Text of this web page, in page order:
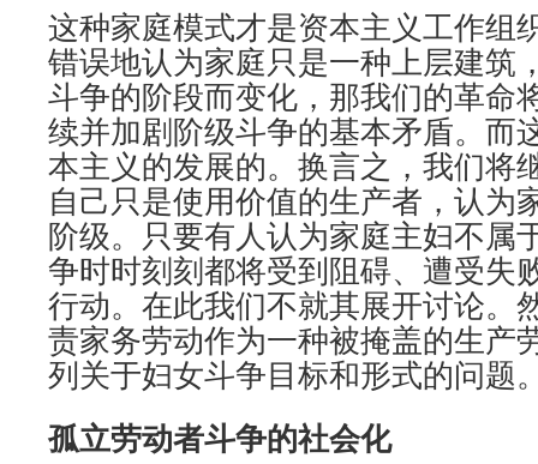
这种家庭模式才是资本主义工作组
错误地认为家庭只是一种上层建筑
斗争的阶段而变化，那我们的革命
续并加剧阶级斗争的基本矛盾。而
本主义的发展的。换言之，我们将
自己只是使用价值的生产者，认为
阶级。只要有人认为家庭主妇不属
争时时刻刻都将受到阻碍、遭受失
行动。在此我们不就其展开讨论。
责家务劳动作为一种被掩盖的生产
列关于妇女斗争目标和形式的问题
孤立劳动者斗争的社会化